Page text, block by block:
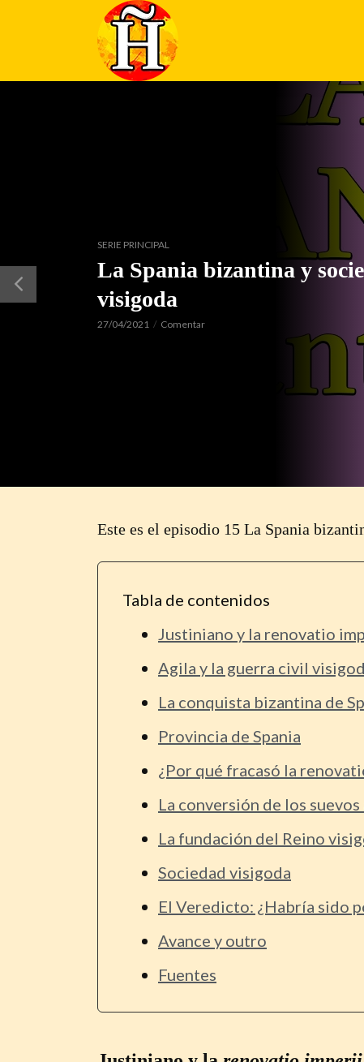
SERIE PRINCIPAL
La Spania bizantina y
visigoda
27/04/2021 Comentar
Este es el episodio 15 La Spania
Tabla de contenidos
Justiniano y la renovatio
Agila y la guerra civil
La conquista bizantina de
Provincia de Spania
¿Por qué fracasó la
La conversión de los
La fundación del Reino
Sociedad visigoda
El Veredicto: ¿Habría sido
Avance y outro
Fuentes